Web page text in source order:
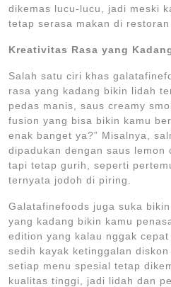
dikemas lucu-lucu, jadi meski
tetap serasa makan di restoran
Kreativitas Rasa yang
Salah satu ciri khas
rasa yang kadang bikin lidah
pedas manis, saus creamy
fusion yang bisa bikin kamu
enak banget ya?” Misalnya,
dipadukan dengan saus
tapi tetap gurih, seperti
ternyata jodoh di piring.
Galatafinefoods juga suka
yang kadang bikin kamu
edition yang kalau nggak
sedih kayak ketinggalan
setiap menu spesial tetap
kualitas tinggi, jadi lidah dan